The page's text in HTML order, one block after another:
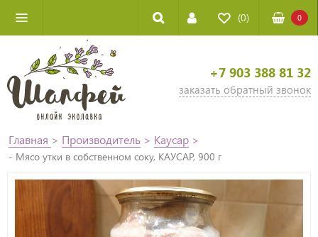
(0) 0
+7 903 388 81 32
заказать обратный звонок
Главная > Производитель > Каусар >
- Мясо утки в собственном соку, КАУСАР, 900 г